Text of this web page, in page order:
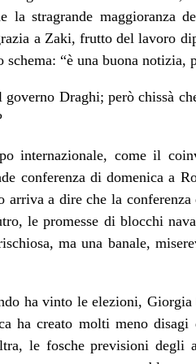
la stragrande maggioranza
a Zaki, frutto del lavoro
schema: “è una buona notizia,
governo Draghi; però chissà
internazionale, come il
conferenza di domenica a
a dire che la
le promesse di blocchi
ma una banale,
ha vinto le elezioni,
ha creato molti meno disagi
le fosche previsioni degli